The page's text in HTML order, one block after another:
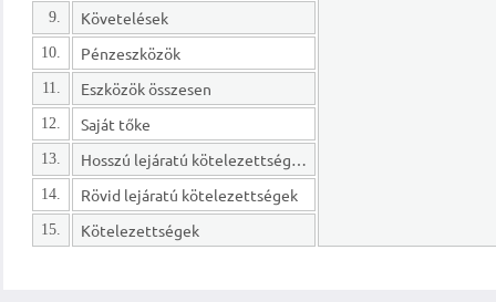
9. Követelések
10. Pénzeszközök
11. Eszközök összesen
12. Saját tőke
13. Hosszú lejáratú kötelezettségek
14. Rövid lejáratú kötelezettségek
15. Kötelezettségek